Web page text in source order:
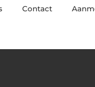
Contact